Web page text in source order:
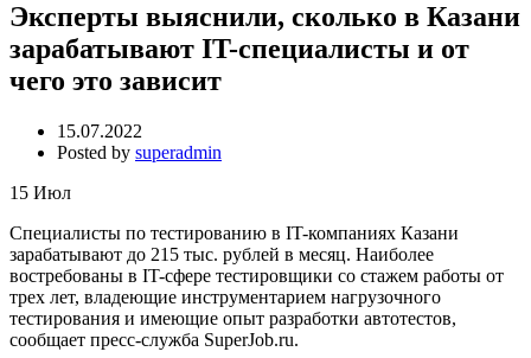
Эксперты выяснили, сколько в Казани
зарабатывают IT-специалисты и от
чего это зависит
15.07.2022
Posted by superadmin
15 Июл
Специалисты по тестированию в IT-компаниях Казани
зарабатывают до 215 тыс. рублей в месяц. Наиболее
востребованы в IT-сфере тестировщики со стажем работы от
трех лет, владеющие инструментарием нагрузочного
тестирования и имеющие опыт разработки автотестов,
сообщает пресс-служба SuperJob.ru.